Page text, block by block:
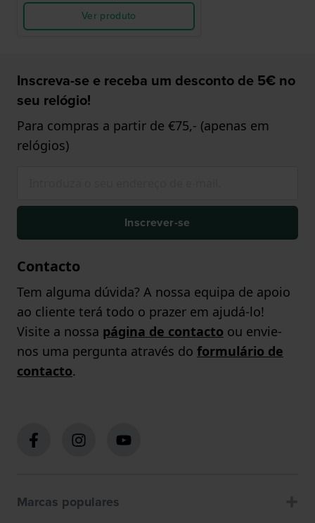
Ver produto
Inscreva-se e receba um desconto de 5€ no
seu relógio!
Para compras a partir de €75,- (apenas em
relógios)
Inscrever-se
Contacto
Tem alguma dúvida? A nossa equipa de apoio
ao cliente terá todo o prazer em ajudá-lo!
Visite a nossa página de contacto ou envie-
nos uma pergunta através do formulário de
contacto.
Marcas populares